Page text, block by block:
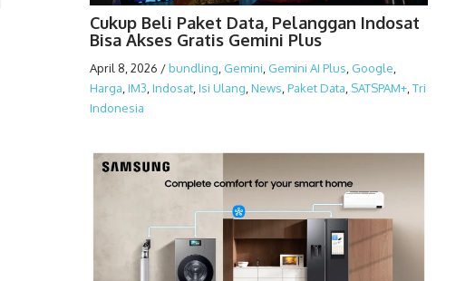
Cukup Beli Paket Data, Pelanggan Indosat
Bisa Akses Gratis Gemini Plus
April 8, 2026 /bundling Gemini Gemini AI Plus Google
Harga IM3 Indosat, Isi Ulang News Paket Data SATSPAM+, Tri
Indonesia